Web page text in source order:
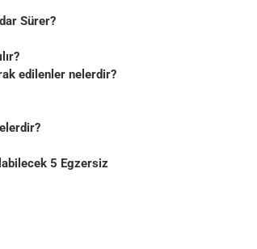
Sürer?
edilenler nelerdir?
5 Egzersiz